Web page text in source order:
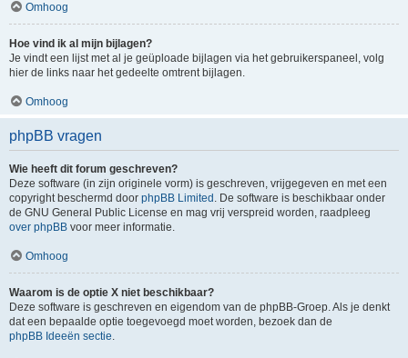
Omhoog
Hoe vind ik al mijn bijlagen?
Je vindt een lijst met al je geüploade bijlagen via het gebruikerspaneel, volg
hier de links naar het gedeelte omtrent bijlagen.
Omhoog
phpBB vragen
Wie heeft dit forum geschreven?
Deze software (in zijn originele vorm) is geschreven, vrijgegeven en met een
copyright beschermd door phpBB Limited . De software is beschikbaar onder
de GNU General Public License en mag vrij verspreid worden, raadpleeg
over phpBB voor meer informatie.
Omhoog
Waarom is de optie X niet beschikbaar?
Deze software is geschreven en eigendom van de phpBB-Groep. Als je denkt
dat een bepaalde optie toegevoegd moet worden, bezoek dan de
phpBB Ideeën sectie.